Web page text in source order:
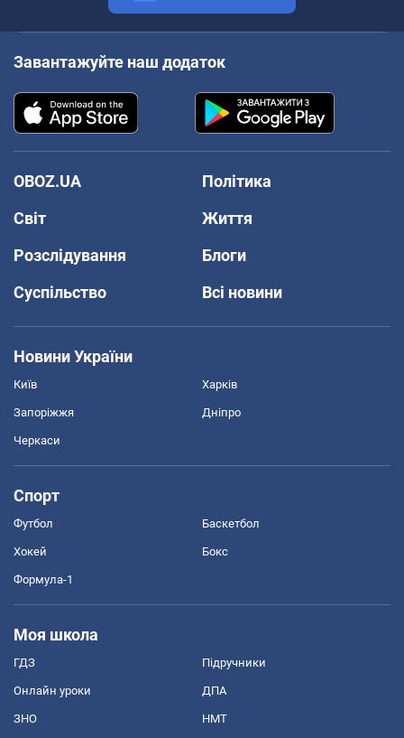
Завантажуйте наш додаток
OBOZ.UA
Політика
Світ
Життя
Розслідування
Блоги
Суспільство
Всі новини
Новини України
Київ Харків
Запоріжжя Дніпро
Черкаси
Спорт
Футбол Баскетбол
Хокей Бокс
Формула-1
Моя школа
ГДЗ Підручники
Онлайн уроки ДПА
ЗНО НМТ